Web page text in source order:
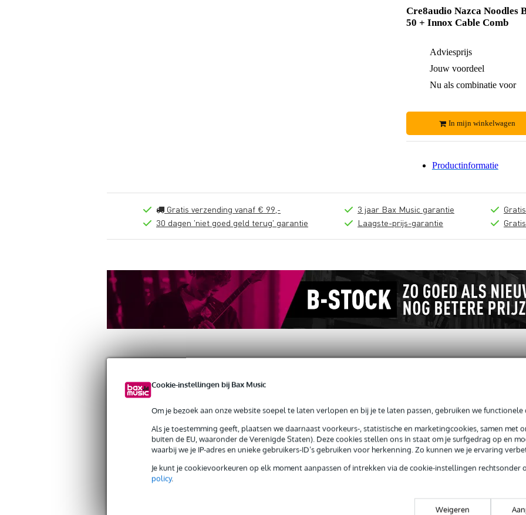
Cookie-instellingen bij Bax Music
Om je bezoek aan onze website soepel te laten verlopen en bij je te laten passen, gebruiken we functionele
Als je toestemming geeft, plaatsen we daarnaast voorkeurs-, statistische en marketingcookies, samen met
buiten de EU, waaronder de Verenigde Staten). Deze cookies stellen ons in staat om je surfgedrag op en
waarbij we je IP-adres en unieke gebruikers-ID’s gebruiken voor herkenning. Zo kunnen we je ervaring
Je kunt je cookievoorkeuren op elk moment aanpassen of intrekken via de cookie-instellingen rechtsonder
policy.
Weigeren
Cre8audio Nazca Noodles
50 + Innox Cable Comb
Adviesprijs
Jouw voordeel
Nu als combinatie voor
In mijn winkelwagen
Productinformatie
Gratis verzending vanaf € 99,-
30 dagen 'niet goed geld terug' garantie
3 jaar Bax Music garantie
Laagste-prijs-garantie
Productinformatie Reviews(0)
Cre8audio Nazca Noodles Blue 50 cm patchkabels (5 stuks)
9000-0092-3083
Servicebelofte
Bax Music Garantie: Op dit product krijg je 3 jaar Bax Music Garantie.
Op dit product krijg je 3 jaar Bax Music Garantie.